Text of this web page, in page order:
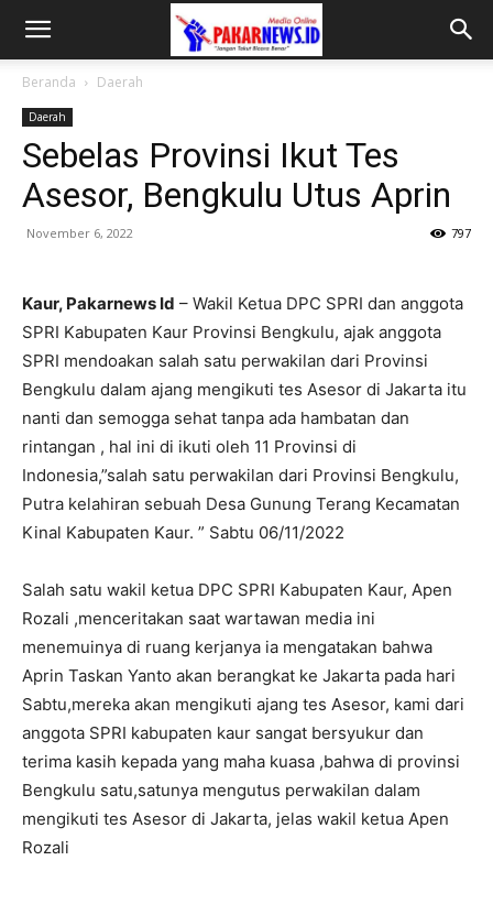
Beranda Daerah
Daerah
Sebelas Provinsi Ikut Tes
Asesor, Bengkulu Utus Aprin
November 6, 2022 797
Kaur, Pakarnews Id – Wakil Ketua DPC SPRI dan anggota
SPRI Kabupaten Kaur Provinsi Bengkulu, ajak anggota
SPRI mendoakan salah satu perwakilan dari Provinsi
Bengkulu dalam ajang mengikuti tes Asesor di Jakarta itu
nanti dan semogga sehat tanpa ada hambatan dan
rintangan , hal ini di ikuti oleh 11 Provinsi di
Indonesia,”salah satu perwakilan dari Provinsi Bengkulu,
Putra kelahiran sebuah Desa Gunung Terang Kecamatan
Kinal Kabupaten Kaur. ” Sabtu 06/11/2022
Salah satu wakil ketua DPC SPRI Kabupaten Kaur, Apen
Rozali ,menceritakan saat wartawan media ini
menemuinya di ruang kerjanya ia mengatakan bahwa
Aprin Taskan Yanto akan berangkat ke Jakarta pada hari
Sabtu,mereka akan mengikuti ajang tes Asesor, kami dari
anggota SPRI kabupaten kaur sangat bersyukur dan
terima kasih kepada yang maha kuasa ,bahwa di provinsi
Bengkulu satu,satunya mengutus perwakilan dalam
mengikuti tes Asesor di Jakarta, jelas wakil ketua Apen
Rozali